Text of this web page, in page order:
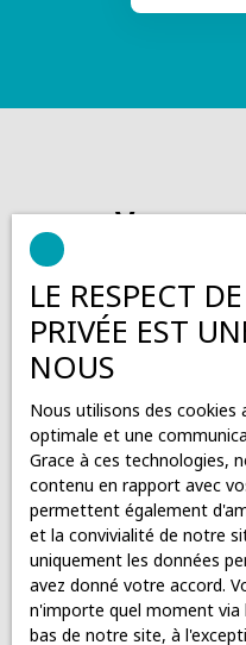
Vous
Ne manquez plus
recherche en vous
Nom
Email
Téléphone
Type d'offre
LE RESPECT
PRIVÉE EST
NOUS
Nous utilisons des cookies
optimale et une
Grace à ces technologies,
contenu en rapport avec
permettent également
et la convivialité de notre
uniquement les données
avez donné votre accord.
n'importe quel moment via
bas de notre site, à